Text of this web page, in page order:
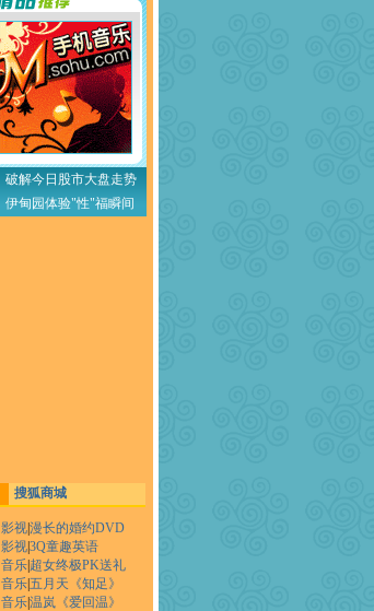
破解今日股市大盘走势
伊甸园体验"性"福瞬间
搜狐商城
影视漫长的婚约DVD
影视3Q童趣英语
音乐 超女终极PK送礼
音乐五月天《知足》
音乐温岚《爱回温》